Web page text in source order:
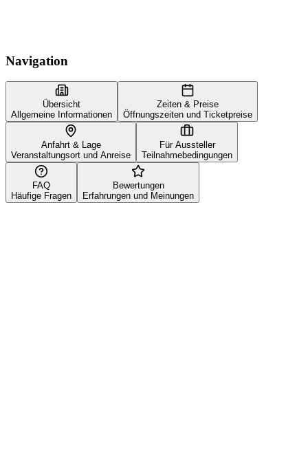
Navigation
Übersicht
Allgemeine Informationen
Zeiten & Preise
Öffnungszeiten und Ticketpreise
Anfahrt & Lage
Veranstaltungsort und Anreise
Für Aussteller
Teilnahmebedingungen
FAQ
Häufige Fragen
Bewertungen
Erfahrungen und Meinungen